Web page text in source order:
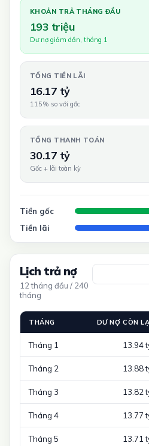
KHOẢN TRẢ THÁNG ĐẦU
193 triệu
Dư nợ giảm dần, tháng 1
TỔNG TIỀN LÃI
16.17 tỷ
115% so với gốc
TỔNG THANH TOÁN
30.17 tỷ
Gốc + lãi toàn kỳ
Tiền gốc
Tiền lãi
Lịch trả nợ
12 tháng đầu / 240
tháng
THÁNG DƯ NỢ CÒN
Tháng 1 13.94
Tháng 2 13.88
Tháng 3 13.82
Tháng 4 13.77
Tháng 5 13.71